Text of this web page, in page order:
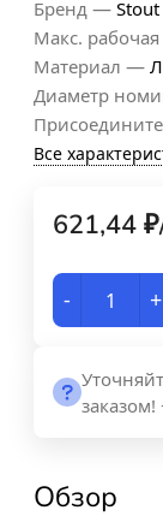
Бренд — Stout
Макс. рабочая
Материал —
Диаметр
Все
621,44 ₽
- +
Обзор